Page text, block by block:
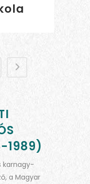
1989)
karnagy-
a Magyar